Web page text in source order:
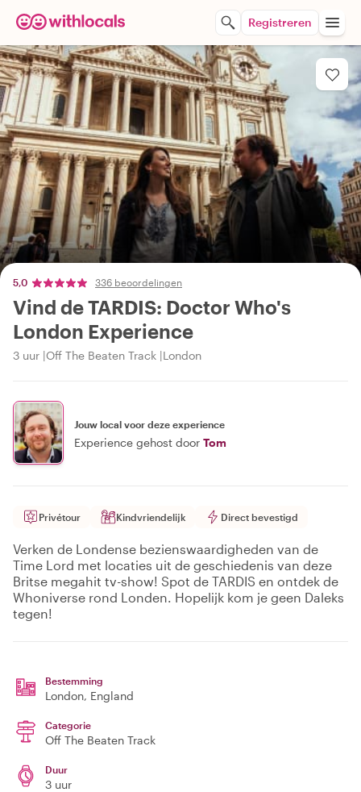
Registreren
5,0 336 beoordelingen
Vind de TARDIS: Doctor Who's
London Experience
3 uur Off The Beaten Track London
Jouw local voor deze experience
Experience gehost door Tom
Privétour Kindvriendelijk Direct bevestigd
Verken de Londense bezienswaardigheden van de
Time Lord met locaties uit de geschiedenis van deze
Britse megahit tv-show! Spot de TARDIS en ontdek de
Whoniverse rond Londen. Hopelijk kom je geen Daleks
tegen!
Bestemming
London, England
Categorie
Off The Beaten Track
Duur
3 uur